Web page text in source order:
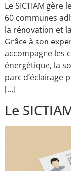
Le SICTIAM gère
60 communes
la rénovation et
Grâce à son
accompagne les
énergétique, la
parc d’éclairage
[…]
Le